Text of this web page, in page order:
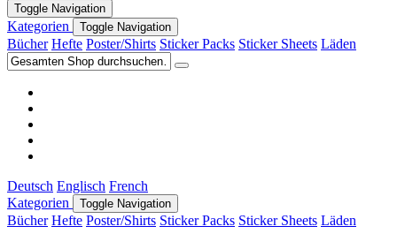
Toggle Navigation
Kategorien Toggle Navigation
Bücher Hefte Poster/Shirts Sticker Packs Sticker Sheets Läden
Deutsch Englisch French
Kategorien
Toggle Navigation
Bücher Hefte Poster/Shirts Sticker Packs Sticker Sheets Läden